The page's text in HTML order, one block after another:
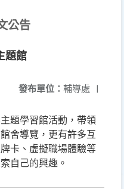
公告
題館
發布單位： 輔導處 |
題學習館活動，帶領
舍導覽，更有許多互
卡、虛擬職場體驗等
自己的興趣。